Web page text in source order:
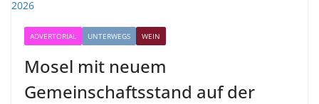
ADVERTORIAL UNTERWEGS WEIN
Mosel mit neuem
Gemeinschaftsstand auf der